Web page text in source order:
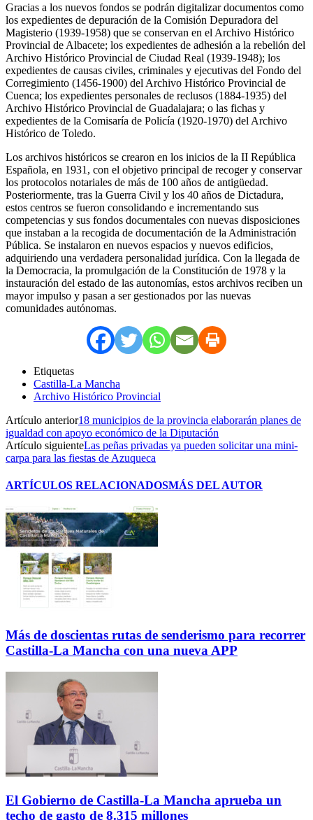
Gracias a los nuevos fondos se podrán digitalizar documentos como
los expedientes de depuración de la Comisión Depuradora del
Magisterio (1939-1958) que se conservan en el Archivo Histórico
Provincial de Albacete; los expedientes de adhesión a la rebelión del
Archivo Histórico Provincial de Ciudad Real (1939-1948); los
expedientes de causas civiles, criminales y ejecutivas del Fondo del
Corregimiento (1456-1900) del Archivo Histórico Provincial de
Cuenca; los expedientes personales de reclusos (1884-1935) del
Archivo Histórico Provincial de Guadalajara; o las fichas y
expedientes de la Comisaría de Policía (1920-1970) del Archivo
Histórico de Toledo.
Los archivos históricos se crearon en los inicios de la II República
Española, en 1931, con el objetivo principal de recoger y conservar
los protocolos notariales de más de 100 años de antigüedad.
Posteriormente, tras la Guerra Civil y los 40 años de Dictadura,
estos centros se fueron consolidando e incrementando sus
competencias y sus fondos documentales con nuevas disposiciones
que instaban a la recogida de documentación de la Administración
Pública. Se instalaron en nuevos espacios y nuevos edificios,
adquiriendo una verdadera personalidad jurídica. Con la llegada de
la Democracia, la promulgación de la Constitución de 1978 y la
instauración del estado de las autonomías, estos archivos reciben un
mayor impulso y pasan a ser gestionados por las nuevas
comunidades autónomas.
Etiquetas
Castilla-La Mancha
Archivo Histórico Provincial
Artículo anterior18 municipios de la provincia elaborarán planes de
igualdad con apoyo económico de la Diputación
Artículo siguienteLas peñas privadas ya pueden solicitar una mini-
carpa para las fiestas de Azuqueca
ARTÍCULOS RELACIONADOSMÁS DEL AUTOR
Más de doscientas rutas de senderismo para recorrer
Castilla-La Mancha con una nueva APP
El Gobierno de Castilla-La Mancha aprueba un
techo de gasto de 8.315 millones